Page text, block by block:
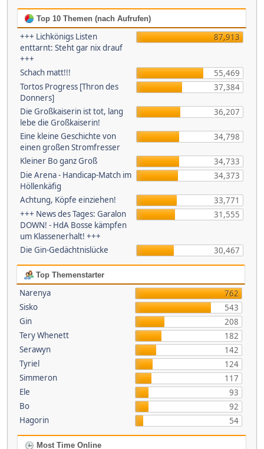
Top 10 Themen (nach Aufrufen)
+++ Lichkönigs Listen
enttarnt: Steht gar nix drauf
+++
87,913
Schach matt!!!
55,469
Tortos Progress [Thron des
Donners]
37,384
Die Großkaiserin ist tot, lang
lebe die Großkaiserin!
36,207
Eine kleine Geschichte von
einen großen Stromfresser
34,798
Kleiner Bo ganz Groß
34,733
Die Arena - Handicap-Match im
Höllenkäfig
34,373
Achtung, Köpfe einziehen!
33,771
+++ News des Tages: Garalon
DOWN! - HdA Bosse kämpfen
um Klassenerhalt! +++
31,555
Die Gin-Gedächtnislücke 30,467
Top Themenstarter
Narenya
762
Sisko
543
Gin
208
Tery Whenett
182
Serawyn
142
Tyriel
124
Simmeron
117
Ele
93
Bo
92
Hagorin
54
Most Time Online